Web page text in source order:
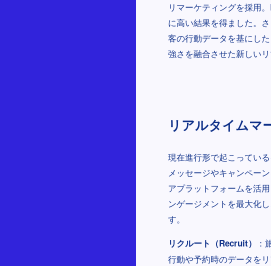
リマーケティングを採用
に高い結果を得ました。
客の行動データを基にし
強さを融合させた新しい
リアルタイムマ
現在進行形で起こってい
メッセージやキャンペー
アプラットフォームを活
ンゲージメントを最大化
す。
リクルート（Recruit）
：
行動や予約時のデータを